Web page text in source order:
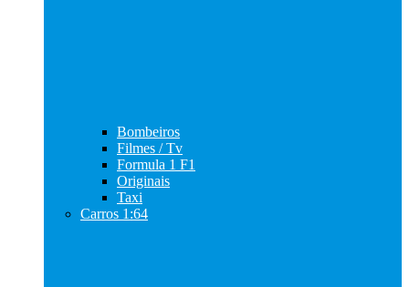
Bombeiros
Filmes / Tv
Formula 1 F1
Originais
Taxi
Carros 1:64